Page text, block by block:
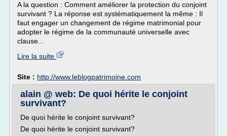
A la question : Comment améliorer la protection du conjoint
survivant ? La réponse est systématiquement la même : Il
faut engager un changement de régime matrimonial pour
adopter le régime de la communauté universelle avec
clause...
Lire la suite
Site : http://www.leblogpatrimoine.com
alain @ web: De quoi hérite le conjoint
survivant?
De quoi hérite le conjoint survivant?
De quoi hérite le conjoint survivant?